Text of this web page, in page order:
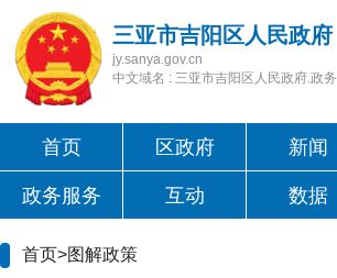
三亚市吉阳区人民政府
jy.sanya.gov.cn
中文域名 : 三亚市吉阳区人民政府.政务
首页 区政府 新闻
政务服务 互动 数据
首页>图解政策